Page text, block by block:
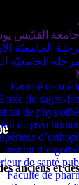
القدّيس
الجامعيّة
الجامعيّة
Faculté de
de sages-
de
de
Institut
de santé
Faculté de
anciens et